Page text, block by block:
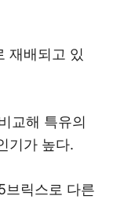
재배되고 있
교해 특유의
기가 높다.
브릭스로 다른